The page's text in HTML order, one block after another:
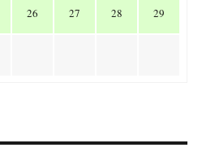
26 27 28 29